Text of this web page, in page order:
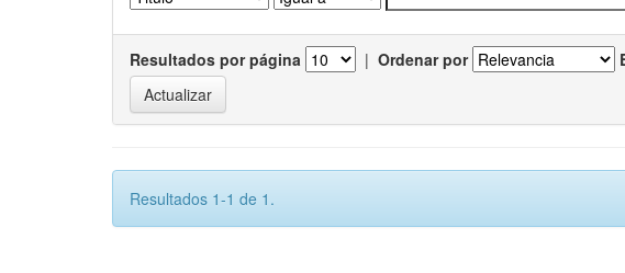
Resultados por página | Ordenar por
Resultados 1-1 de 1.